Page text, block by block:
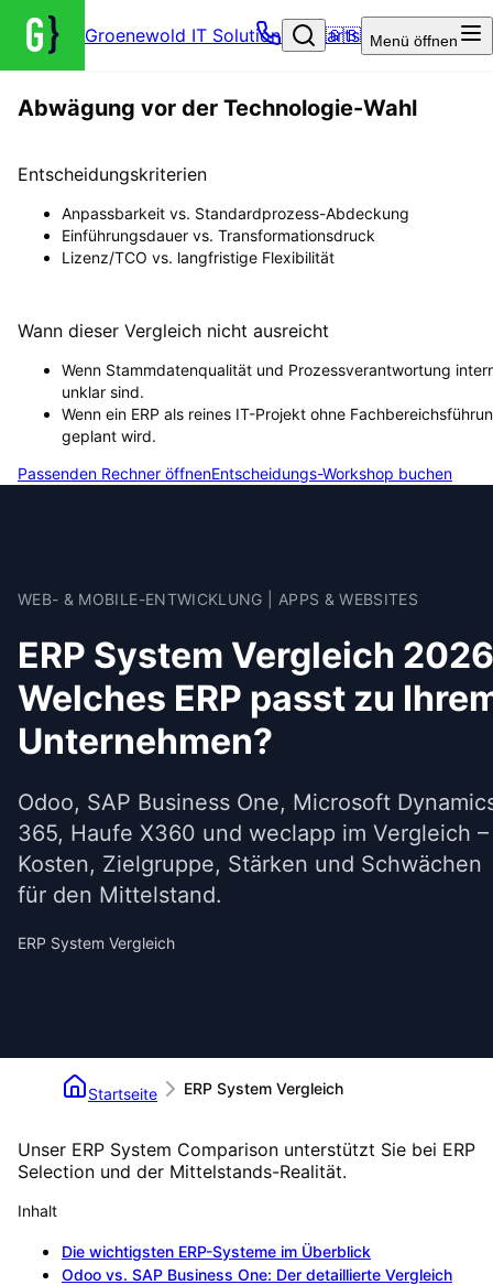
Groenewold IT Solutions – Startseite
🇬🇧 Menü öffnen
Abwägung vor der Technologie-Wahl
Entscheidungskriterien
Anpassbarkeit vs. Standardprozess-Abdeckung
Einführungsdauer vs. Transformationsdruck
Lizenz/TCO vs. langfristige Flexibilität
Wann dieser Vergleich nicht ausreicht
Wenn Stammdatenqualität und Prozessverantwortung
unklar sind.
Wenn ein ERP als reines IT-Projekt ohne
geplant wird.
Passenden Rechner öffnenEntscheidungs-Workshop buchen
WEB- & MOBILE-ENTWICKLUNG | APPS & WEBSITES
ERP System Vergleich
Welches ERP passt zu
Unternehmen?
Odoo, SAP Business One, Microsoft
365, Haufe X360 und weclapp im Vergleich –
Kosten, Zielgruppe, Stärken und Schwächen
für den Mittelstand.
ERP System Vergleich
Startseite ERP System Vergleich
Unser ERP System Comparison unterstützt Sie bei ERP
Selection und der Mittelstands-Realität.
Inhalt
Die wichtigsten ERP-Systeme im Überblick
Odoo vs. SAP Business One: Der detaillierte Vergleich